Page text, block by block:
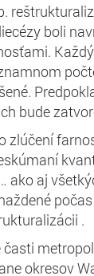
boli
bude
zlúčení
ako aj
.
okresov